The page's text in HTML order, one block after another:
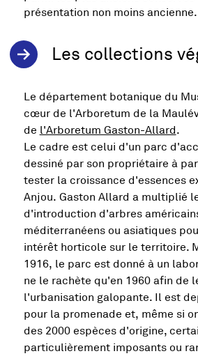
présentation non moins ancienne.
Les collections
Le département botanique du
cœur de l'Arboretum de la
de l'Arboretum Gaston-Allard.
Le cadre est celui d'un parc
dessiné par son propriétaire à
tester la croissance d'essences
Anjou. Gaston Allard a multiplié
d'introduction d'arbres
méditerranéens ou asiatiques
intérêt horticole sur le territoire.
1916, le parc est donné à un
ne le rachète qu'en 1960 afin de
l'urbanisation galopante. Il est
pour la promenade et, même si
des 2000 espèces d'origine,
particulièrement imposants ou